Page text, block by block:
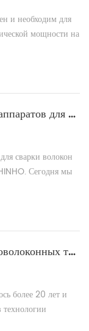
и необходим для
мощности на
Сравнение специальных сварочных аппаратов для сварки волокон между SHINHO и Fujikura FSM
сварки волокон
Сегодня мы
Волокно с полой сердцевиной в оптоволоконных телекоммуникациях и лазерах
более 20 лет и